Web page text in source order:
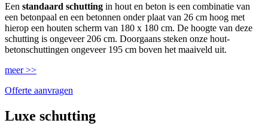
Een standaard schutting in hout en beton is een combinatie van
een betonpaal en een betonnen onder plaat van 26 cm hoog met
hierop een houten scherm van 180 x 180 cm. De hoogte van deze
schutting is ongeveer 206 cm. Doorgaans steken onze hout-
betonschuttingen ongeveer 195 cm boven het maaiveld uit.
meer >>
Offerte aanvragen
Luxe schutting